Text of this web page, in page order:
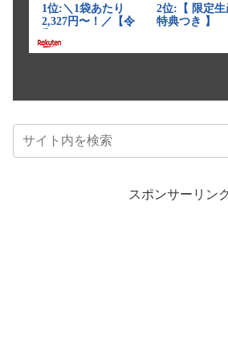
スポンサーリンク